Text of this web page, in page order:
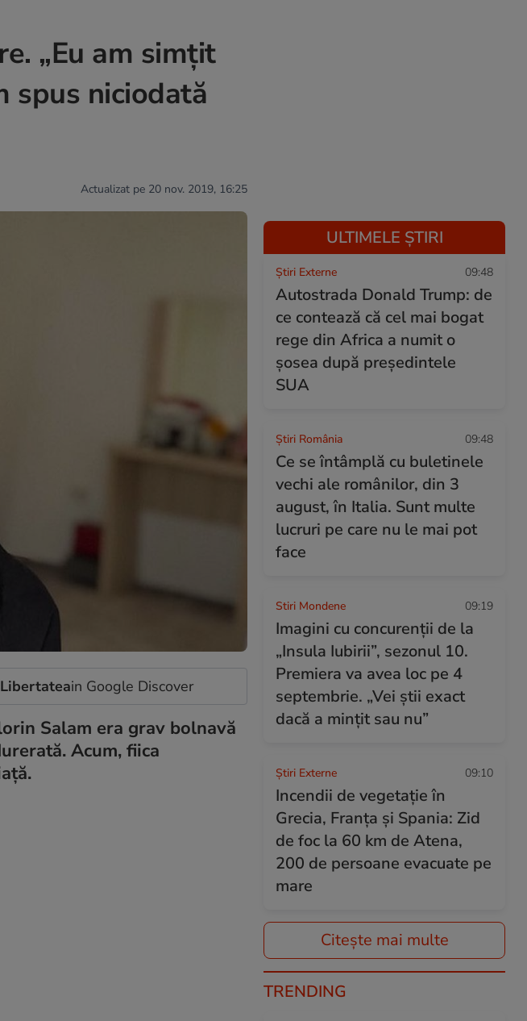
„Eu am simțit
spus niciodată
Actualizat pe 20 nov. 2019, 16:25
Libertateain Google Discover
Salam era grav bolnavă
Acum, fiica
ULTIMELE ȘTIRI
Știri Externe 09:48
Autostrada Donald Trump: de
ce contează că cel mai bogat
rege din Africa a numit o
șosea după președintele
SUA
Știri România 09:48
Ce se întâmplă cu buletinele
vechi ale românilor, din 3
august, în Italia. Sunt multe
lucruri pe care nu le mai pot
face
Stiri Mondene 09:19
Imagini cu concurenții de la
„Insula Iubirii”, sezonul 10.
Premiera va avea loc pe 4
septembrie. „Vei știi exact
dacă a mințit sau nu”
Știri Externe 09:10
Incendii de vegetație în
Grecia, Franța și Spania: Zid
de foc la 60 km de Atena,
200 de persoane evacuate pe
mare
Citește mai multe
TRENDING